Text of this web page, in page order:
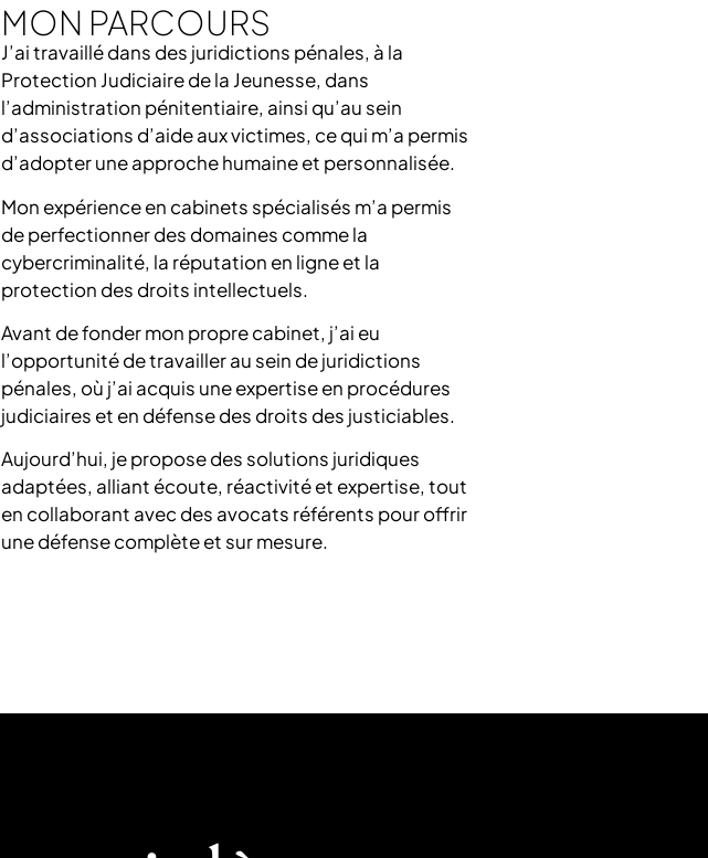
MON PARCOURS
J’ai travaillé dans des juridictions pénales, à la
Protection Judiciaire de la Jeunesse, dans
l’administration pénitentiaire, ainsi qu’au sein
d’associations d’aide aux victimes, ce qui m’a permis
d’adopter une approche humaine et personnalisée.
Mon expérience en cabinets spécialisés m’a permis
de perfectionner des domaines comme la
cybercriminalité, la réputation en ligne et la
protection des droits intellectuels.
Avant de fonder mon propre cabinet, j’ai eu
l’opportunité de travailler au sein de juridictions
pénales, où j’ai acquis une expertise en procédures
judiciaires et en défense des droits des justiciables.
Aujourd’hui, je propose des solutions juridiques
adaptées, alliant écoute, réactivité et expertise, tout
en collaborant avec des avocats référents pour offrir
une défense complète et sur mesure.